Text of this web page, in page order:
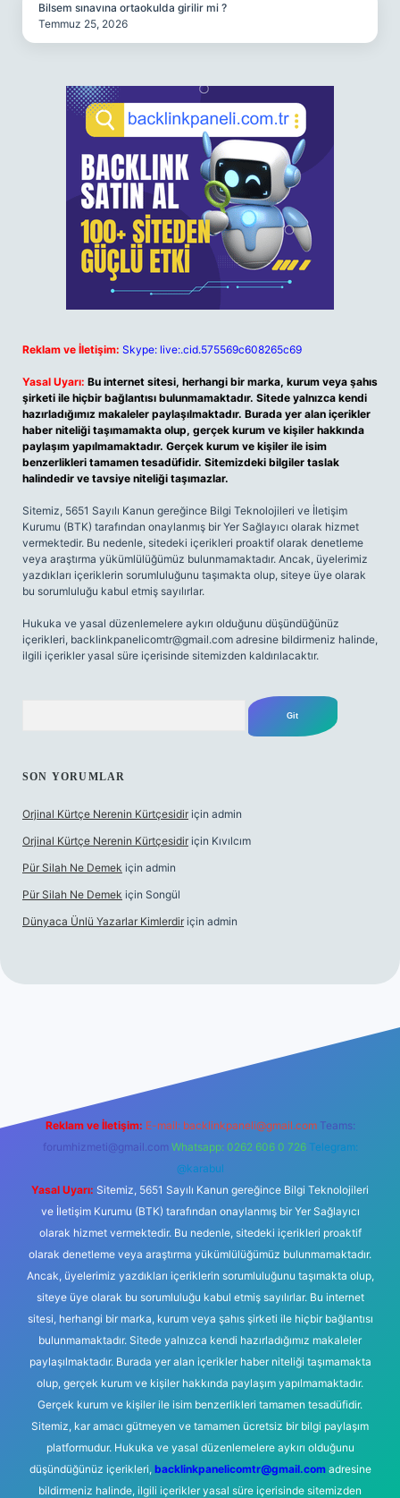
Bilsem sınavına ortaokulda girilir mi ?
Temmuz 25, 2026
Reklam ve İletişim: Skype: live:.cid.575569c608265c69
Yasal Uyarı: Bu internet sitesi, herhangi bir marka, kurum veya şahıs
şirketi ile hiçbir bağlantısı bulunmamaktadır. Sitede yalnızca kendi
hazırladığımız makaleler paylaşılmaktadır. Burada yer alan içerikler
haber niteliği taşımamakta olup, gerçek kurum ve kişiler hakkında
paylaşım yapılmamaktadır. Gerçek kurum ve kişiler ile isim
benzerlikleri tamamen tesadüfidir. Sitemizdeki bilgiler taslak
halindedir ve tavsiye niteliği taşımazlar.
Sitemiz, 5651 Sayılı Kanun gereğince Bilgi Teknolojileri ve İletişim
Kurumu (BTK) tarafından onaylanmış bir Yer Sağlayıcı olarak hizmet
vermektedir. Bu nedenle, sitedeki içerikleri proaktif olarak denetleme
veya araştırma yükümlülüğümüz bulunmamaktadır. Ancak, üyelerimiz
yazdıkları içeriklerin sorumluluğunu taşımakta olup, siteye üye olarak
bu sorumluluğu kabul etmiş sayılırlar.
Hukuka ve yasal düzenlemelere aykırı olduğunu düşündüğünüz
içerikleri, backlinkpanelicomtr@gmail.com adresine bildirmeniz halinde,
ilgili içerikler yasal süre içerisinde sitemizden kaldırılacaktır.
SON YORUMLAR
Orjinal Kürtçe Nerenin Kürtçesidir için admin
Orjinal Kürtçe Nerenin Kürtçesidir için Kıvılcım
Pür Silah Ne Demek için admin
Pür Silah Ne Demek için Songül
Dünyaca Ünlü Yazarlar Kimlerdir için admin
Reklam ve İletişim: E-mail: backlinkpaneli@gmail.com Teams:
forumhizmeti@gmail.com Whatsapp: 0262 606 0 726 Telegram:
@karabul
Yasal Uyarı: Sitemiz, 5651 Sayılı Kanun gereğince Bilgi Teknolojileri
ve İletişim Kurumu (BTK) tarafından onaylanmış bir Yer Sağlayıcı
olarak hizmet vermektedir. Bu nedenle, sitedeki içerikleri proaktif
olarak denetleme veya araştırma yükümlülüğümüz bulunmamaktadır.
Ancak, üyelerimiz yazdıkları içeriklerin sorumluluğunu taşımakta olup,
siteye üye olarak bu sorumluluğu kabul etmiş sayılırlar. Bu internet
sitesi, herhangi bir marka, kurum veya şahıs şirketi ile hiçbir bağlantısı
bulunmamaktadır. Sitede yalnızca kendi hazırladığımız makaleler
paylaşılmaktadır. Burada yer alan içerikler haber niteliği taşımamakta
olup, gerçek kurum ve kişiler hakkında paylaşım yapılmamaktadır.
Gerçek kurum ve kişiler ile isim benzerlikleri tamamen tesadüfidir.
Sitemiz, kar amacı gütmeyen ve tamamen ücretsiz bir bilgi paylaşım
platformudur. Hukuka ve yasal düzenlemelere aykırı olduğunu
düşündüğünüz içerikleri, backlinkpanelicomtr@gmail.comadresine
bildirmeniz halinde, ilgili içerikler yasal süre içerisinde sitemizden